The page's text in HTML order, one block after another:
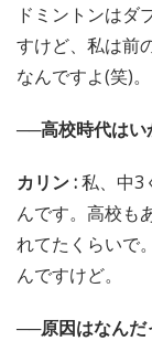
ドミントンはダ
すけど、私は前
なんですよ(笑)。
──高校時代はい
カリン :私、中3
んです。高校も
れてたくらいで
んですけど。
──原因はなんだ